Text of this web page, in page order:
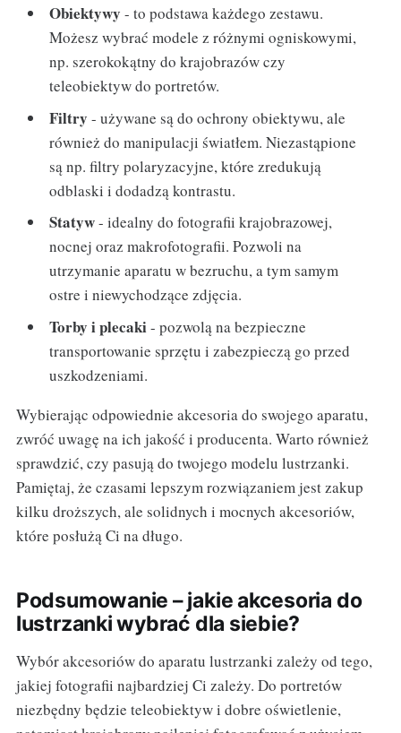
Obiektywy - to podstawa każdego zestawu.
Możesz wybrać modele z różnymi ogniskowymi,
np. szerokokątny do krajobrazów czy
teleobiektyw do portretów.
Filtry - używane są do ochrony obiektywu, ale
również do manipulacji światłem. Niezastąpione
są np. filtry polaryzacyjne, które zredukują
odblaski i dodadzą kontrastu.
Statyw- idealny do fotografii krajobrazowej,
nocnej oraz makrofotografii. Pozwoli na
utrzymanie aparatu w bezruchu, a tym samym
ostre i niewychodzące zdjęcia.
Torby i plecaki- pozwolą na bezpieczne
transportowanie sprzętu i zabezpieczą go przed
uszkodzeniami.
Wybierając odpowiednie akcesoria do swojego aparatu,
zwróć uwagę na ich jakość i producenta. Warto również
sprawdzić, czy pasują do twojego modelu lustrzanki.
Pamiętaj, że czasami lepszym rozwiązaniem jest zakup
kilku droższych, ale solidnych i mocnych akcesoriów,
które posłużą Ci na długo.
Podsumowanie – jakie akcesoria do
lustrzanki wybrać dla siebie?
Wybór akcesoriów do aparatu lustrzanki zależy od tego,
jakiej fotografii najbardziej Ci zależy. Do portretów
niezbędny będzie teleobiektyw i dobre oświetlenie,